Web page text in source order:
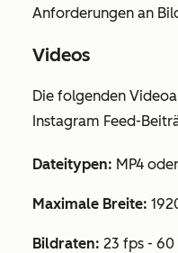
Anforderungen an
Videos
Die folgenden
Instagram Feed-
Dateitypen: MP4
Maximale Breite:
Bildraten: 23 fps - 60